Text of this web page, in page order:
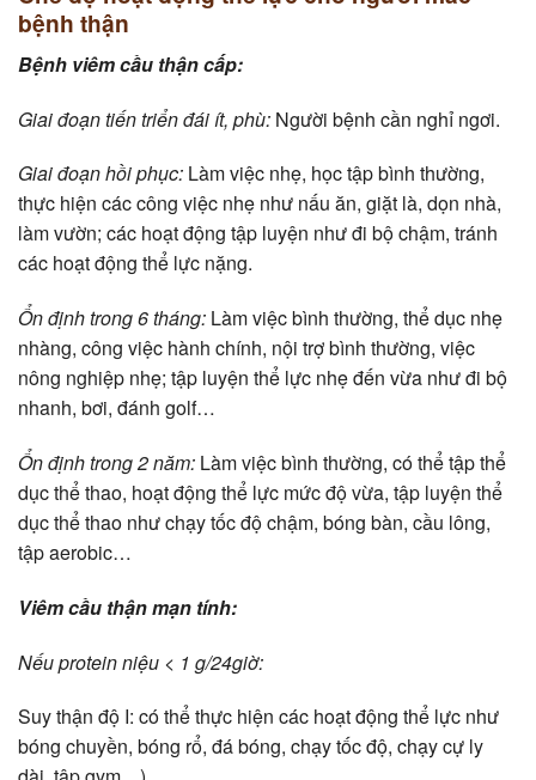
bệnh thận
Bệnh viêm cầu thận cấp:
Giai đoạn tiến triển đái ít, phù: Người bệnh cần nghỉ ngơi.
Giai đoạn hồi phục: Làm việc nhẹ, học tập bình thường,
thực hiện các công việc nhẹ như nấu ăn, giặt là, dọn nhà,
làm vườn; các hoạt động tập luyện như đi bộ chậm, tránh
các hoạt động thể lực nặng.
Ổn định trong 6 tháng: Làm việc bình thường, thể dục nhẹ
nhàng, công việc hành chính, nội trợ bình thường, việc
nông nghiệp nhẹ; tập luyện thể lực nhẹ đến vừa như đi bộ
nhanh, bơi, đánh golf…
Ổn định trong 2 năm: Làm việc bình thường, có thể tập thể
dục thể thao, hoạt động thể lực mức độ vừa, tập luyện thể
dục thể thao như chạy tốc độ chậm, bóng bàn, cầu lông,
tập aerobic…
Viêm cầu thận mạn tính:
Nếu protein niệu < 1 g/24giờ:
Suy thận độ I: có thể thực hiện các hoạt động thể lực như
bóng chuyền, bóng rổ, đá bóng, chạy tốc độ, chạy cự ly